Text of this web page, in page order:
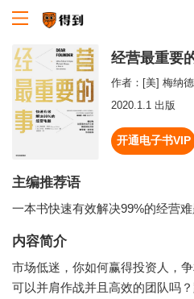
经营最重要
作者： [美] 梅纳
2020.1.1 出版
开通电子书VIP
主编推荐语
一本书快速有效解决99%的经营难
内容简介
市场低迷，你如何赢得投资人，
可以并肩作战并且高效的团队吗